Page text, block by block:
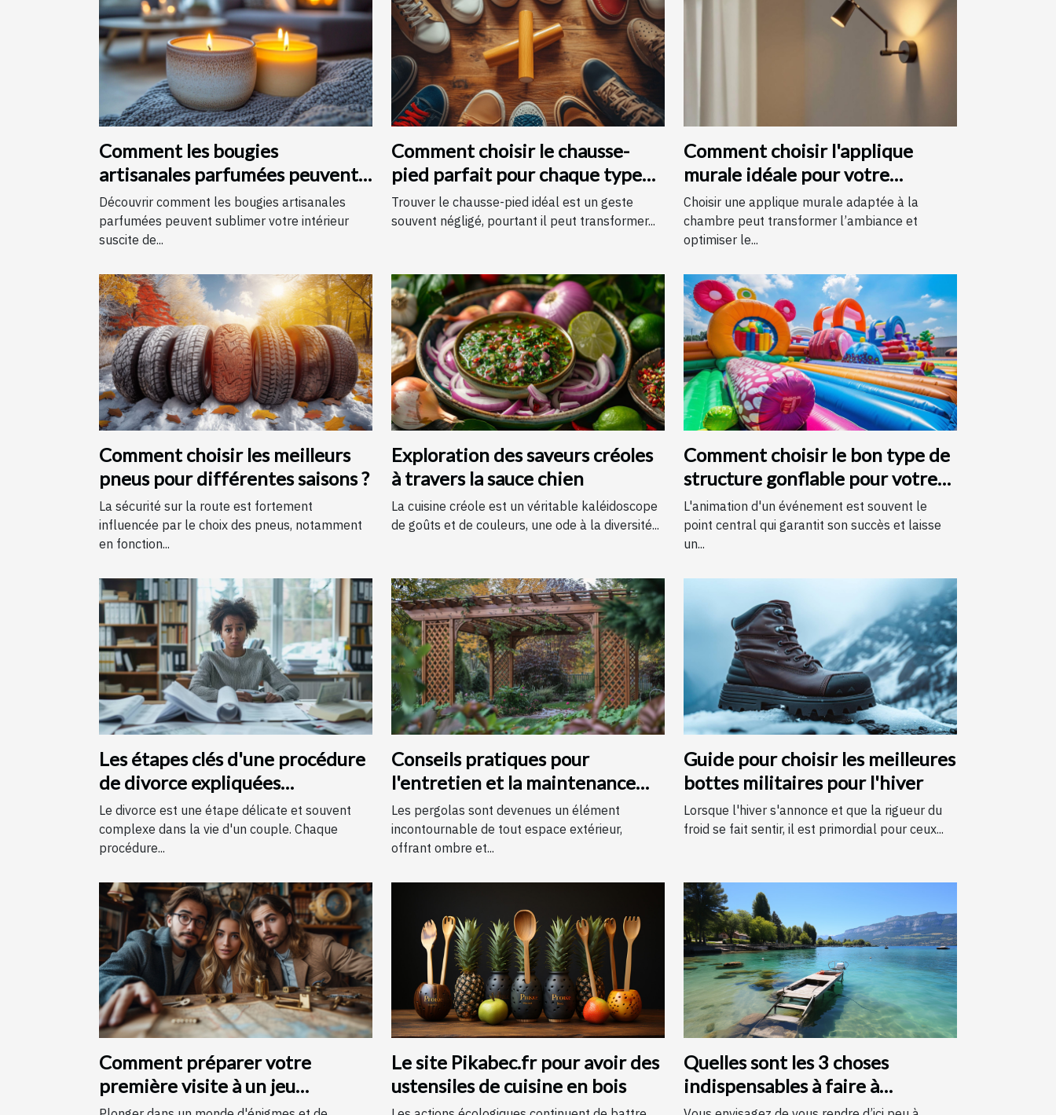
Comment les bougies
artisanales parfumées peuvent
améliorer votre intérieur
Découvrir comment les bougies artisanales
parfumées peuvent sublimer votre intérieur
suscite de...
Comment choisir le chausse-
pied parfait pour chaque type
de chaussure
Trouver le chausse-pied idéal est un geste
souvent négligé, pourtant il peut transformer...
Comment choisir l'applique
murale idéale pour votre
chambre
Choisir une applique murale adaptée à la
chambre peut transformer l’ambiance et
optimiser le...
Comment choisir les meilleurs
pneus pour différentes saisons ?
La sécurité sur la route est fortement
influencée par le choix des pneus, notamment
en fonction...
Exploration des saveurs créoles
à travers la sauce chien
La cuisine créole est un véritable kaléidoscope
de goûts et de couleurs, une ode à la diversité...
Comment choisir le bon type de
structure gonflable pour votre
événement
L'animation d'un événement est souvent le
point central qui garantit son succès et laisse
un...
Les étapes clés d'une procédure
de divorce expliquées
simplement
Le divorce est une étape délicate et souvent
complexe dans la vie d'un couple. Chaque
procédure...
Conseils pratiques pour
l'entretien et la maintenance
des pergolas
Les pergolas sont devenues un élément
incontournable de tout espace extérieur,
offrant ombre et...
Guide pour choisir les meilleures
bottes militaires pour l'hiver
Lorsque l'hiver s'annonce et que la rigueur du
froid se fait sentir, il est primordial pour ceux...
Comment préparer votre
première visite à un jeu
d'évasion : conseils et astuces
Le site Pikabec.fr pour avoir des
ustensiles de cuisine en bois
Quelles sont les 3 choses
indispensables à faire à
Annecy ?